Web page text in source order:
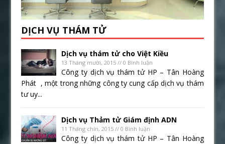
DỊCH VỤ THÁM TỬ
Dịch vụ thám tử cho Việt Kiều
13 Tháng mười, 2015 // 0 Bình luận
Công ty dịch vụ thám tử HP – Tân Hoàng
Phát , một trong những công ty cung cấp dịch vụ thám
tư uy...
Dịch vụ Thảm tử Giám định ADN
11 Tháng chín, 2015 // 0 Bình luận
Công ty dịch vụ thám tử HP – Tân Hoàng